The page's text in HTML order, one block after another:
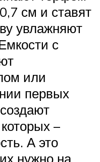
см и ставят
увлажняют
с
или
первых
–
А это
нужно на